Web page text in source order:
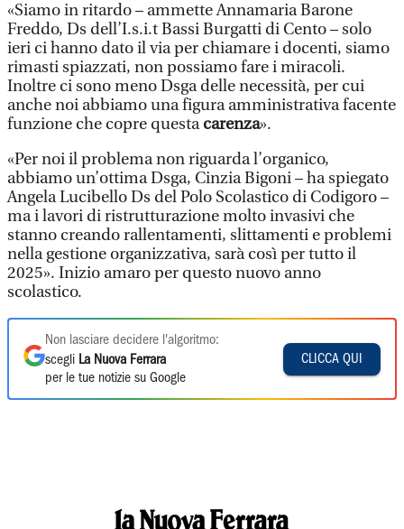
«Siamo in ritardo – ammette Annamaria Barone
Freddo, Ds dell’I.s.i.t Bassi Burgatti di Cento – solo
ieri ci hanno dato il via per chiamare i docenti, siamo
rimasti spiazzati, non possiamo fare i miracoli.
Inoltre ci sono meno Dsga delle necessità, per cui
anche noi abbiamo una figura amministrativa facente
funzione che copre questacarenza».
«Per noi il problema non riguarda l’organico,
abbiamo un’ottima Dsga, Cinzia Bigoni – ha spiegato
Angela Lucibello Ds del Polo Scolastico di Codigoro –
ma i lavori di ristrutturazione molto invasivi che
stanno creando rallentamenti, slittamenti e problemi
nella gestione organizzativa, sarà così per tutto il
2025». Inizio amaro per questo nuovo anno
scolastico.
Non lasciare decidere l'algoritmo:
scegli La Nuova Ferrara
per le tue notizie su Google
CLICCA QUI